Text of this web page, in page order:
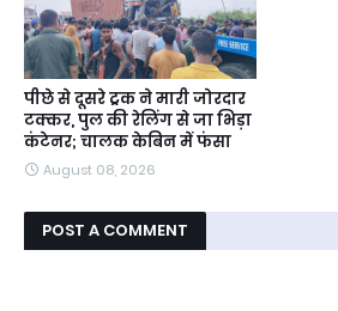
पीछे से दूसरे ट्रक ने मारी जोरदार
टक्कर, पुल की रेलिंग से जा भिड़ा
कंटेनर; चालक केबिन में फंसा
August 08, 2026
POST A COMMENT